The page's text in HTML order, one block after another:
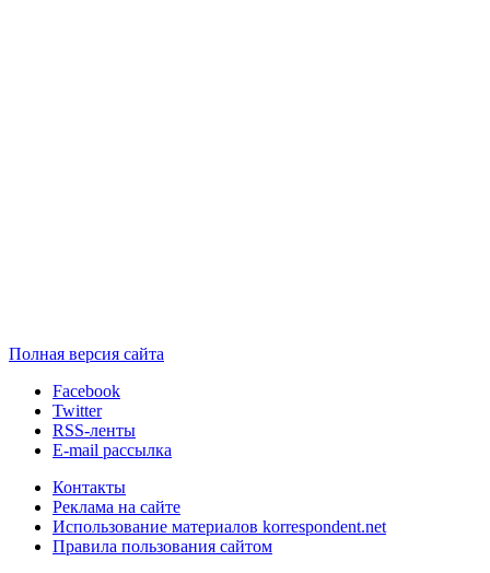
Полная версия сайта
Facebook
Twitter
RSS-ленты
E-mail рассылка
Контакты
Реклама на сайте
Использование материалов korrespondent.net
Правила пользования сайтом